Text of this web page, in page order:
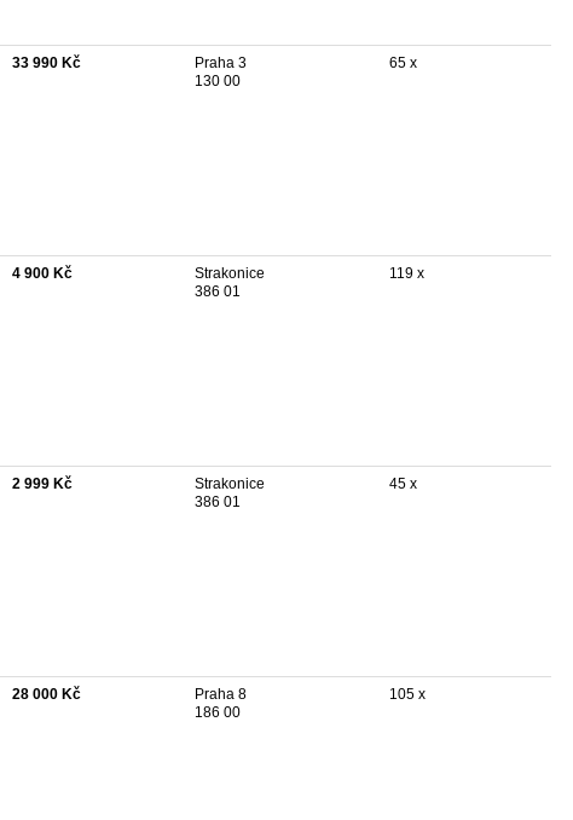
33 990 Kč
Praha 3
130 00
65 x
4 900 Kč
Strakonice
386 01
119 x
2 999 Kč
Strakonice
386 01
45 x
28 000 Kč
Praha 8
186 00
105 x